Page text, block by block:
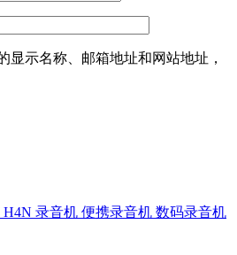
显示名称、邮箱地址和网站地址，